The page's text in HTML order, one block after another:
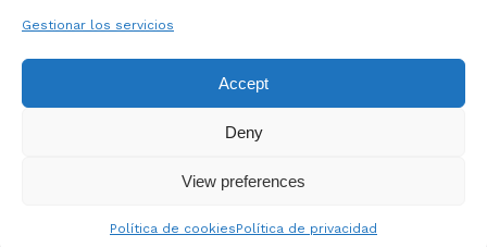
Gestionar los servicios
Accept
Deny
View preferences
Política de cookiesPolítica de privacidad
febrero 2014
Política de cookies (UE)